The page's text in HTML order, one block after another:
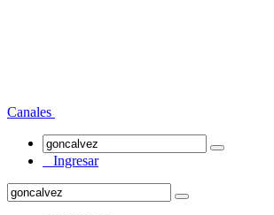
Canales
Ingresar